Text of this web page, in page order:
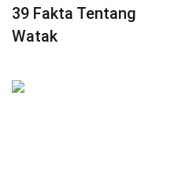
39 Fakta Tentang
Watak